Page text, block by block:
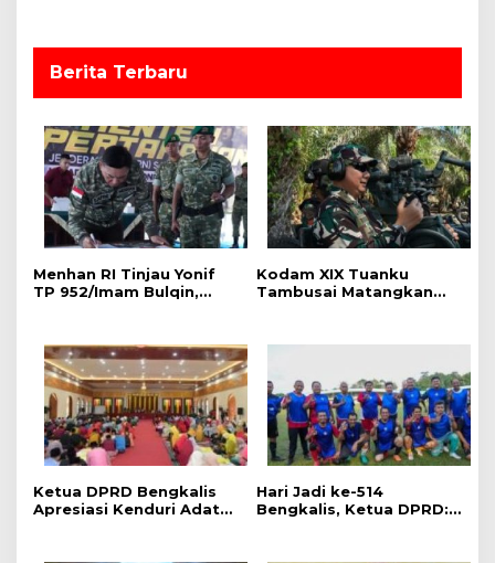
Berita Terbaru
Menhan RI Tinjau Yonif
TP 952/Imam Bulqin,
Penguatan Pertahanan
Wilayah
Kodam XIX Tuanku
Tambusai Matangkan
Cek Langsung Rudal
57
Ketua DPRD Bengkalis
Apresiasi Kenduri Adat
Hari Jadi ke-514
Bengkalis, Ketua DPRD: